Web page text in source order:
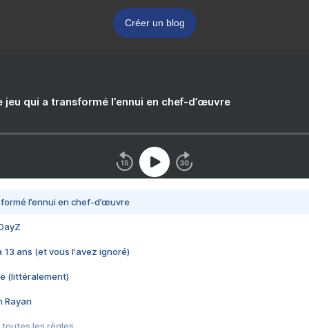
Créer un blog
jeu qui a transformé l’ennui en chef-d’œuvre
l’ennui en chef-d’œuvre
13 ans (et vous l'avez ignoré)
(littéralement)
Rayan